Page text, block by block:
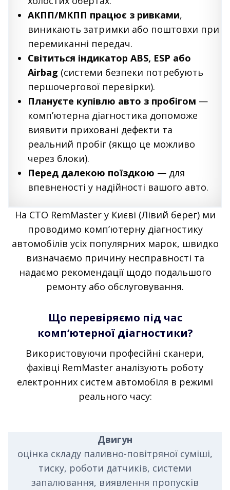
АКПП/МКПП працює з ривками,
виникають затримки або поштовхи при
перемиканні передач.
Світиться індикатор ABS, ESP або
Airbag (системи безпеки потребують
першочергової перевірки).
Плануєте купівлю авто з пробігом —
комп’ютерна діагностика допоможе
виявити приховані дефекти та
реальний пробіг (якщо це можливо
через блоки).
Перед далекою поїздкою — для
впевненості у надійності вашого авто.
На СТО RemMaster у Києві (Лівий берег) ми
проводимо комп’ютерну діагностику
автомобілів усіх популярних марок, швидко
визначаємо причину несправності та
надаємо рекомендації щодо подальшого
ремонту або обслуговування.
Що перевіряємо під час
комп’ютерної діагностики?
Використовуючи професійні сканери,
фахівці RemMaster аналізують роботу
електронних систем автомобіля в режимі
реального часу:
Двигун
оцінка складу паливно-повітряної суміші,
тиску, роботи датчиків, системи
запалювання, виявлення пропусків